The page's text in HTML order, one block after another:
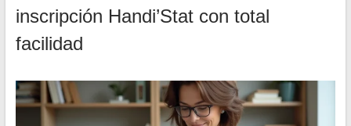
inscripción Handi’Stat con total
facilidad